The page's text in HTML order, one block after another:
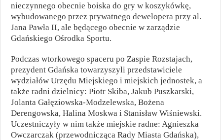
nieczynnego obecnie boiska do gry w koszykówkę,
wybudowanego przez prywatnego dewelopera przy al.
Jana Pawła II, ale będącego obecnie w zarządzie
Gdańskiego Ośrodka Sportu.
Podczas wtorkowego spaceru po Zaspie Rozstajach,
prezydent Gdańska towarzyszyli przedstawiciele
wydziałów Urzędu Miejskiego i miejskich jednostek, a
także radni dzielnicy: Piotr Skiba, Jakub Puszkarski,
Jolanta Gałęziowska-Modzelewska, Bożena
Derengowska, Halina Moskwa i Stanisław Wiśniewski.
Uczestniczyły w nim także miejskie radne: Agnieszka
Owczarczak (przewodnicząca Rady Miasta Gdańska),